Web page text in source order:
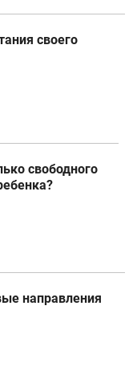
своего
свободного
направления